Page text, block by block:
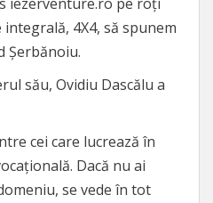
4X4, să spunem
Șerbănoiu.
său, Ovidiu Dascălu a
cei care lucrează în
Dacă nu ai
se vede în tot